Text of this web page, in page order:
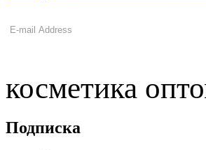
косметика
Подписка